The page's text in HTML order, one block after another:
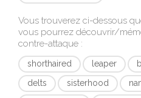
Vous trouverez ci-dessous
vous pourrez découvrir/
contre-attaque :
shorthaired leaper
delts
sisterhood